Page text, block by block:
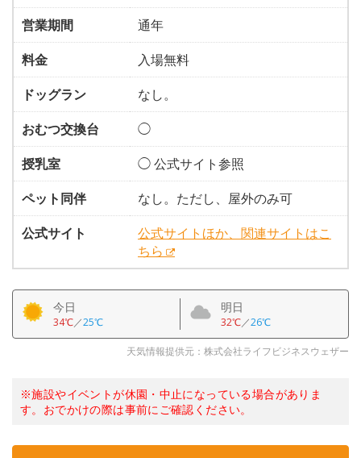
営業期間
通年
料金
入場無料
ドッグラン
なし。
おむつ交換台
◯
授乳室
◯ 公式サイト参照
ペット同伴
なし。ただし、屋外のみ可
公式サイト
公式サイトほか、関連サイトはこ
ちら
今日
34℃／25℃
明日
32℃／26℃
天気情報提供元：株式会社ライフビジネスウェザー
※施設やイベントが休園・中止になっている場合がありま
す。おでかけの際は事前にご確認ください。